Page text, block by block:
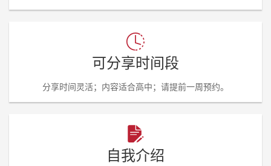
可分享时间段
分享时间灵活；内容适合高中；请提前一周预约。
自我介绍